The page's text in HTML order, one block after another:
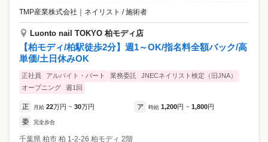
TMP産業株式会社 ｜ ネイリスト / 施術者
Luonto nail TOKYO 柏モディ店
【柏モディ/柏駅徒歩2分】週1～OK/指名料全額バック/高
単価/土日休みOK
正社員 アルバイト・パート 業務委託
JNECネイリスト検定（旧JNA）
オープニング
週1回
正 月給 22万円 ~ 30万円 ア 時給 1,200円 ~ 1,800円
委 完全歩合
千葉県 柏市 柏 1-2-26 柏モディ 2階